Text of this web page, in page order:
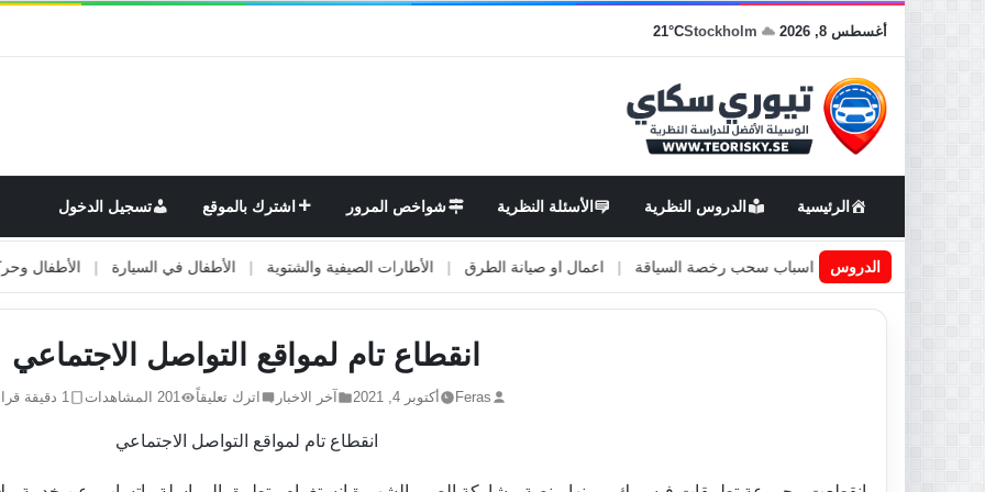
أغسطس 8, 2026 Stockholm
21°C
الرئيسية الدروس النظرية الأسئلة النظرية شواخص المرور اشترك بالموقع تسجيل الدخول
الدروس
اسباب سحب رخصة السياقة | اعمال او صيانة الطرق | الأطارات الصيفية والشتوية | الأطفال في السيارة | الأطفال وحركة المرور |
انقطاع تام لمواقع التواصل الاجتماعي
Feras أكتوبر 4, 2021 آخر الاخبار اترك تعليقاً 201 المشاهدات 1 دقيقة قراءة
انقطاع تام لمواقع التواصل الاجتماعي